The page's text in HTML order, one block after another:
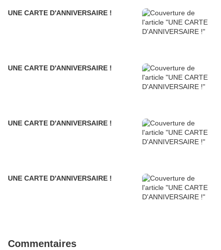
UNE CARTE D'ANNIVERSAIRE !
UNE CARTE D'ANNIVERSAIRE !
UNE CARTE D'ANNIVERSAIRE !
UNE CARTE D'ANNIVERSAIRE !
Commentaires